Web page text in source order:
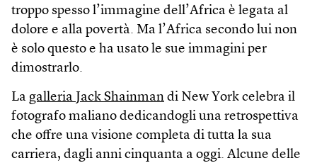
troppo spesso l’immagine dell’Africa è legata al
dolore e alla povertà. Ma l’Africa secondo lui non
è solo questo e ha usato le sue immagini per
dimostrarlo.
La galleria Jack Shainman di New York celebra il
fotografo maliano dedicandogli una retrospettiva
che offre una visione completa di tutta la sua
carriera, dagli anni cinquanta a oggi. Alcune delle